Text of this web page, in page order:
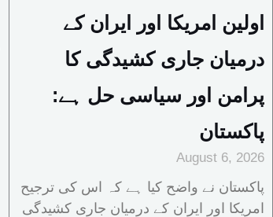
اولین امریکا اور ایران کے
درمیان جاری کشیدگی کا
پرامن اور سیاسی حل ہے:
پاکستان
August 6, 2026
پاکستان نے واضح کیا ہے کہ اس کی ترجیح
امریکا اور ایران کے درمیان جاری کشیدگی